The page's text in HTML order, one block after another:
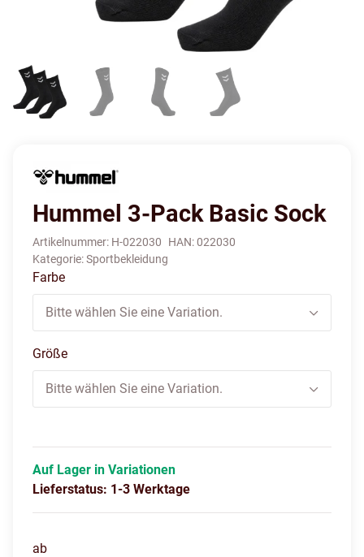
Hummel 3-Pack Basic Sock
Artikelnummer: H-022030 HAN:022030
Kategorie:Sportbekleidung
Farbe
Bitte wählen Sie eine Variation.
Größe
Bitte wählen Sie eine Variation.
Auf Lager in Variationen
Lieferstatus: 1-3 Werktage
ab